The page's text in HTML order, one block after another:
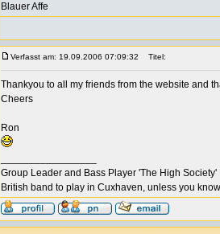
Blauer Affe
Verfasst am: 19.09.2006 07:09:32 Titel:
Thankyou to all my friends from the website and
Cheers
Ron
Group Leader and Bass Player 'The High
British band to play in Cuxhaven, unless you